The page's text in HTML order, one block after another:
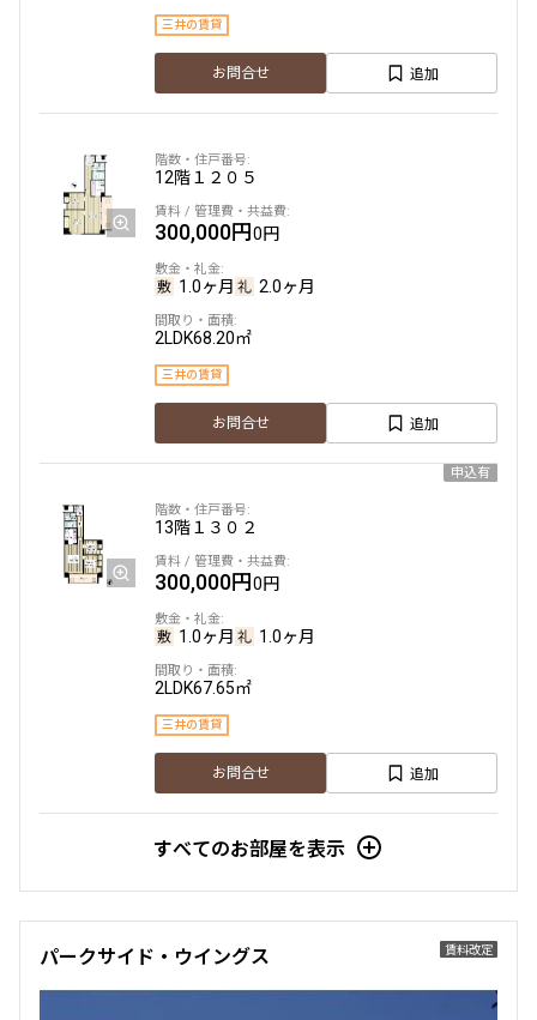
425,000円
1.0ヶ月 1.0ヶ月
三井の賃貸 タワー
お問合せ
31階３１０３
436,000円
1.0ヶ月 1.0ヶ月
三井の賃貸 タワー
お問合せ
38階３８０３
970,000円
1.0ヶ月 1.0ヶ月
3LDK152.05㎡
追加
三井の賃貸
お問合せ 追加
12階１２０５
300,000円0円
1.0ヶ月 2.0ヶ月
2LDK68.20㎡
三井の賃貸
お問合せ 追加
申込有
13階１３０２
300,000円0円
1.0ヶ月 1.0ヶ月
2LDK67.65㎡
三井の賃貸
お問合せ 追加
すべてのお部屋を表示
賃料改定
パークサイド・ウイングス